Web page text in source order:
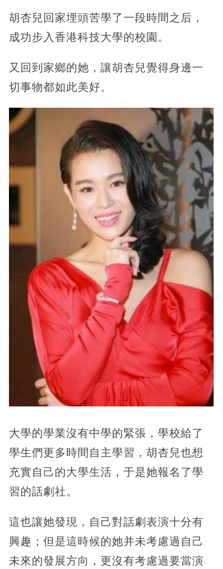
胡杏兒回家埋頭苦學了一段時間之后，
成功步入香港科技大學的校園。
又回到家鄉的她，讓胡杏兒覺得身邊一
切事物都如此美好。
大學的學業沒有中學的緊張，學校給了
學生們更多時間自主學習，胡杏兒也想
充實自己的大學生活，于是她報名了學
習的話劇社。
這也讓她發現，自己對話劇表演十分有
興趣；但是這時候的她并未考慮過自己
未來的發展方向，更沒有考慮過要當演